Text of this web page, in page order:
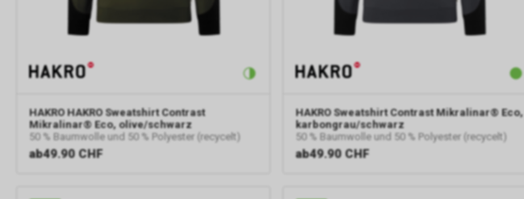
HAKRO HAKRO Sweatshirt Contrast
Mikralinar® Eco, olive/schwarz
50 % Baumwolle und 50 % Polyester (recycelt)
ab49.90 CHF
HAKRO Sweatshirt Contrast Mikralinar® Eco,
karbongrau/schwarz
50 % Baumwolle und 50 % Polyester (recycelt)
ab49.90 CHF